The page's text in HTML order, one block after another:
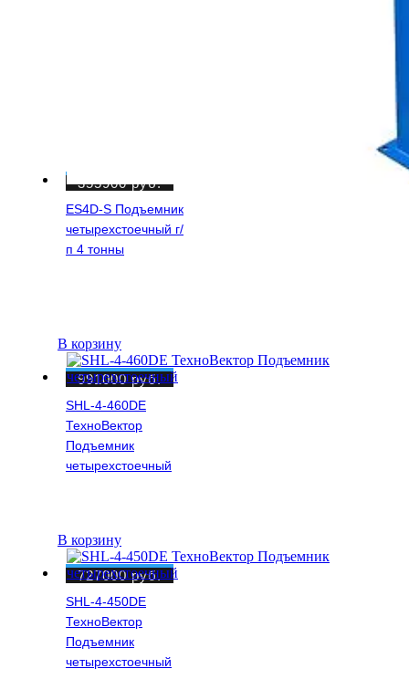
ES4D-S Подъемник
четырехстоечный г/
п 4 тонны
355900руб.
В корзину
SHL-4-460DE
ТехноВектор
Подъемник
четырехстоечный
991000руб.
В корзину
SHL-4-450DE
ТехноВектор
Подъемник
четырехстоечный
727000руб.